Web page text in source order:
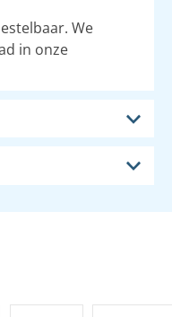
We
in onze